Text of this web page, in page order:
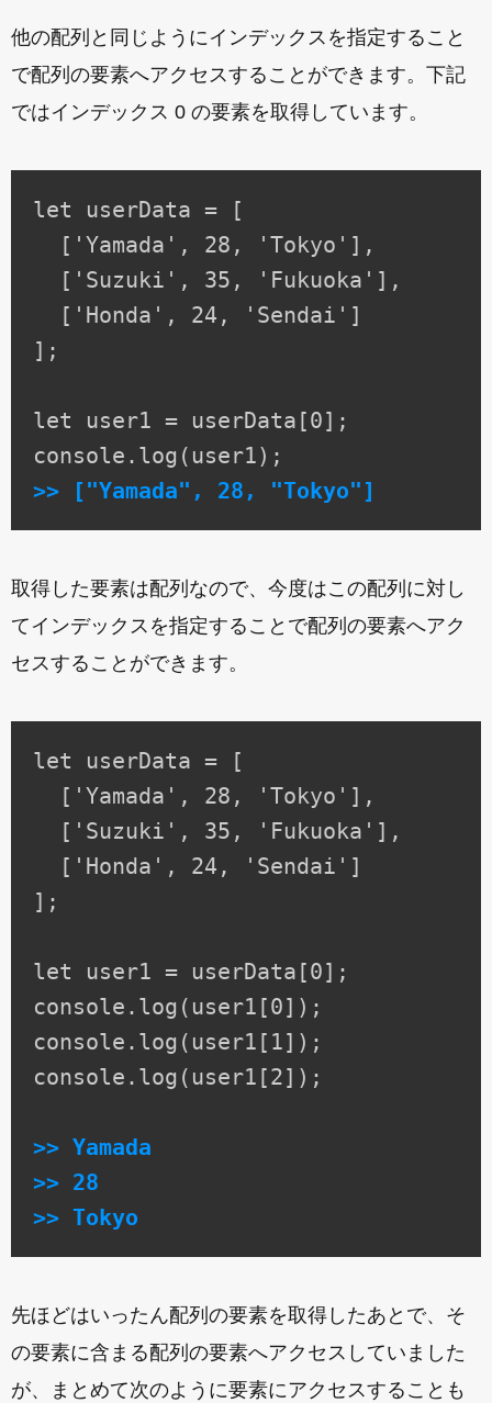
他の配列と同じようにインデックスを指定すること
で配列の要素へアクセスすることができます。下記
ではインデックス 0 の要素を取得しています。
let userData = [
  ['Yamada', 28, 'Tokyo'],
  ['Suzuki', 35, 'Fukuoka'],
  ['Honda', 24, 'Sendai']
];
let user1 = userData[0];
>> ["Yamada", 28, "Tokyo"]
取得した要素は配列なので、今度はこの配列に対し
てインデックスを指定することで配列の要素へアク
セスすることができます。
let userData = [
  ['Yamada', 28, 'Tokyo'],
  ['Suzuki', 35, 'Fukuoka'],
  ['Honda', 24, 'Sendai']
];
let user1 = userData[0];
console.log(user1[0]);
console.log(user1[1]);
console.log(user1[2]);
>> Yamada
>> 28
>> Tokyo
先ほどはいったん配列の要素を取得したあとで、そ
の要素に含まる配列の要素へアクセスしていました
が、まとめて次のように要素にアクセスすることも